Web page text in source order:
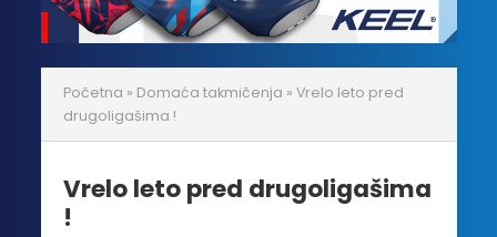
Početna » Domaća takmičenja » Vrelo leto pred
drugoligašima !
Vrelo leto pred drugoligašima
!